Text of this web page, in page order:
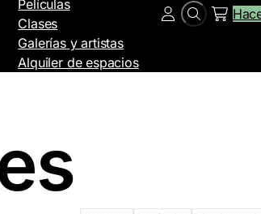
Películas
Clases
Galerías y artistas
Alquiler de espacios
Buscar
Cuenta